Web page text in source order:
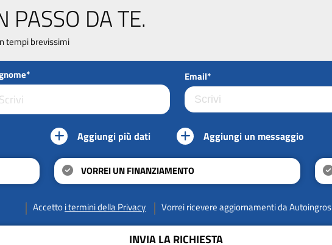
PASSO DA TE.
tempi brevissimi
Email*
Aggiungi più dati Aggiungi un messaggio
VORREI UN FINANZIAMENTO
Accettoi termini della Privacy Vorrei ricevere aggiornamenti da Autoingros
INVIA LA RICHIESTA